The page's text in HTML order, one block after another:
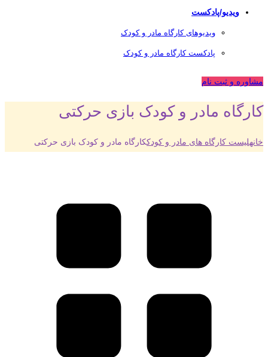
ویدیو/پادکست
ویدیوهای کارگاه مادر و کودک
پادکست کارگاه مادر و کودک
مشاوره و ثبت نام
کارگاه مادر و کودک بازی حرکتی
خانهلیست کارگاه های مادر و کودککارگاه مادر و کودک بازی حرکتی